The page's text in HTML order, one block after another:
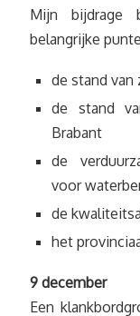
Mijn bijdrage
belangrijke
de stand van
de stand
Brabant
de
voor
de
het
9 december
Een